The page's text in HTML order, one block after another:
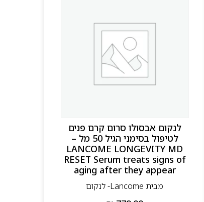
לנקום אבסולו סרום קרם פנים
לטיפול בסימני הגיל 50 מל –
LANCOME LONGEVITY MD
RESET Serum treats signs of
aging after they appear
מבית Lancome- לנקום